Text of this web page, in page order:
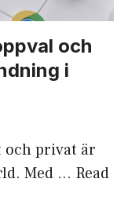
och
i
och privat är
Med … Read